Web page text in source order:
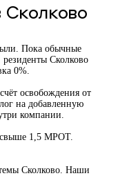
Сколково
Пока обычные
Сколково
0%.
освобождения от
на добавленную
компании.
свыше 1,5 МРОТ.
Сколково. Наши